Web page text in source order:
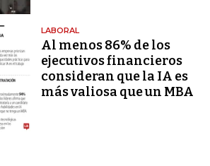
LABORAL
Al menos 86% de los
ejecutivos financieros
consideran que la IA es
más valiosa que un MBA